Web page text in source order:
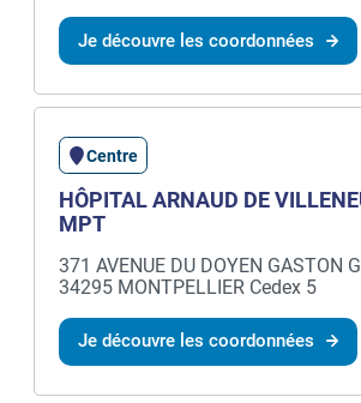
Je découvre les coordonnées
Centre
HÔPITAL ARNAUD DE
MPT
371 AVENUE DU DOYEN GASTON
34295 MONTPELLIER Cedex 5
Je découvre les coordonnées